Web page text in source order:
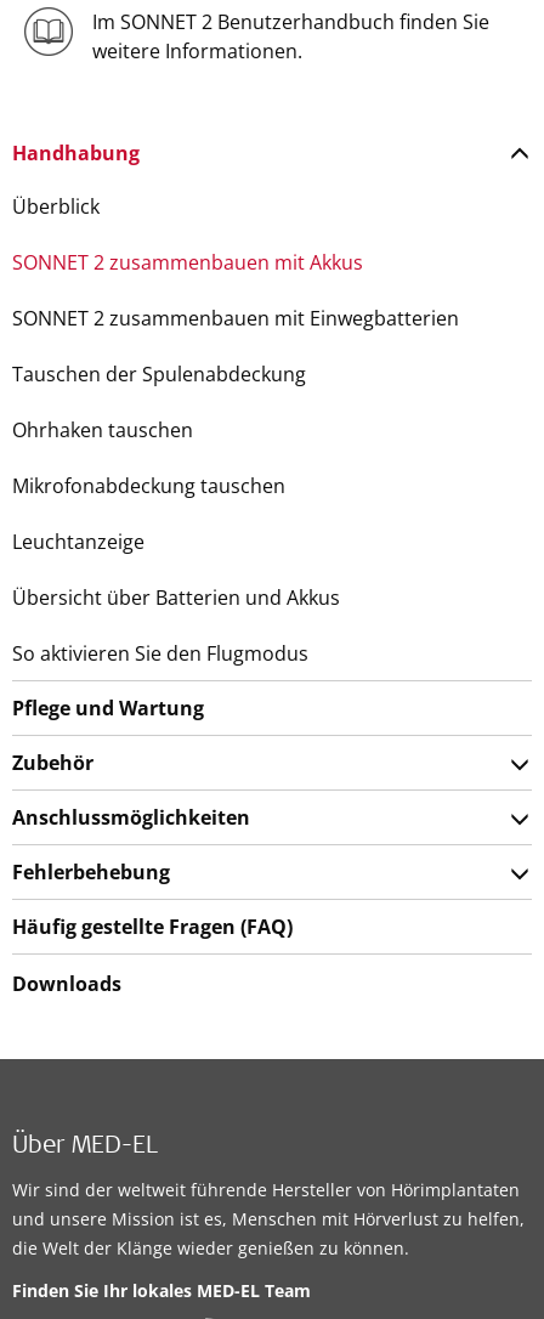
Im SONNET 2 Benutzerhandbuch finden Sie
weitere Informationen.
Handhabung
Überblick
SONNET 2 zusammenbauen mit Akkus
SONNET 2 zusammenbauen mit Einwegbatterien
Tauschen der Spulenabdeckung
Ohrhaken tauschen
Mikrofonabdeckung tauschen
Leuchtanzeige
Übersicht über Batterien und Akkus
So aktivieren Sie den Flugmodus
Pflege und Wartung
Zubehör
Anschlussmöglichkeiten
Fehlerbehebung
Häufig gestellte Fragen (FAQ)
Downloads
Über MED-EL
Wir sind der weltweit führende Hersteller von Hörimplantaten
und unsere Mission ist es, Menschen mit Hörverlust zu helfen,
die Welt der Klänge wieder genießen zu können.
Finden Sie Ihr lokales MED-EL Team